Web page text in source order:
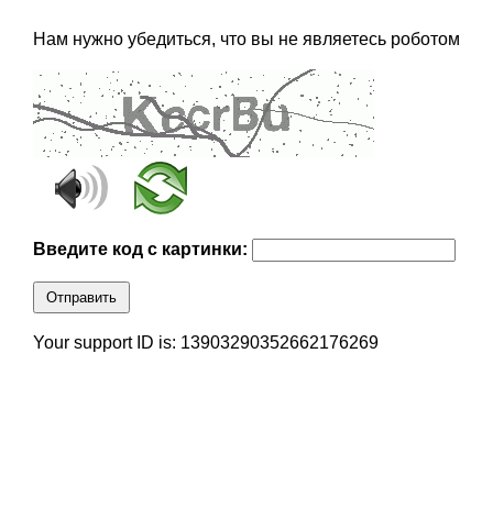
Нам нужно убедиться, что вы не являетесь роботом
Введите код с картинки:
Отправить
Your support ID is: 13903290352662176269